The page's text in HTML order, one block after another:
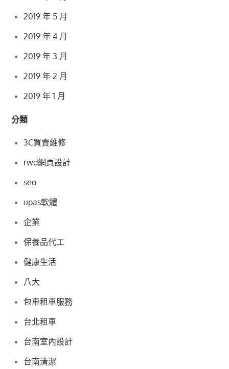
2019 年 5 月
2019 年 4 月
2019 年 3 月
2019 年 2 月
2019 年 1 月
分類
3C買賣維修
rwd網頁設計
seo
upas軟體
企業
保養品代工
健康生活
八大
包車租車服務
台北租車
台南室內設計
台南清潔